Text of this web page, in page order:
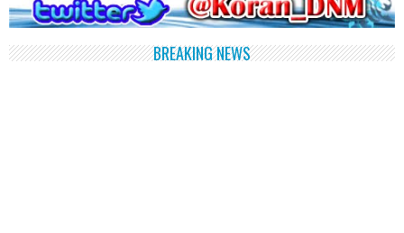
BREAKING NEWS